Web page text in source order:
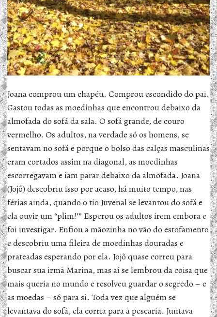
Joana comprou um chapéu. Comprou escondido do pai.
Gastou todas as moedinhas que encontrou debaixo da
almofada do sofá da sala. O sofá grande, de couro
vermelho. Os adultos, na verdade só os homens, se
sentavam no sofá e porque o bolso das calças masculinas
eram cortados assim na diagonal, as moedinhas
escorregavam e iam parar debaixo da almofada. Joana
(Jojô) descobriu isso por acaso, há muito tempo, nas
férias ainda, quando o tio Juvenal se levantou do sofá e
ela ouvir um “plim!’” Esperou os adultos irem embora e
foi investigar. Enfiou a mãozinha no vão do estofamento
e descobriu uma fileira de moedinhas douradas e
prateadas esperando por ela. Jojô quase correu para
buscar sua irmã Marina, mas aí se lembrou da coisa que
mais queria no mundo e resolveu guardar o segredo – e
as moedas – só para si. Toda vez que alguém se
levantava do sofá, ela corria para a pescaria. Juntava